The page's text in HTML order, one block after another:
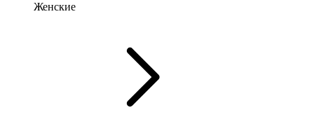
Женские